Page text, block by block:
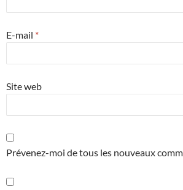
E-mail *
Site web
Prévenez-moi de tous les nouveaux